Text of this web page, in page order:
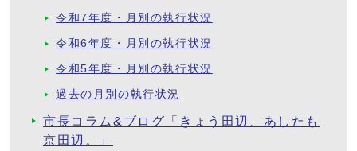
令和7年度・月別の執行状況
令和6年度・月別の執行状況
令和5年度・月別の執行状況
過去の月別の執行状況
市長コラム&ブログ「きょう田辺、あしたも
京田辺。」